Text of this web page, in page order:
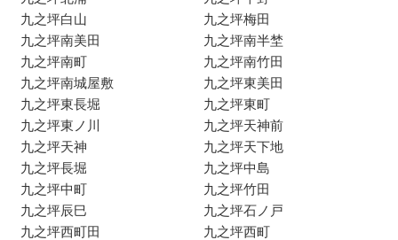
九之坪白山
九之坪梅田
九之坪南美田
九之坪南半埜
九之坪南町
九之坪南竹田
九之坪南城屋敷
九之坪東美田
九之坪東長堀
九之坪東町
九之坪東ノ川
九之坪天神前
九之坪天神
九之坪天下地
九之坪長堀
九之坪中島
九之坪中町
九之坪竹田
九之坪辰巳
九之坪石ノ戸
九之坪西町田
九之坪西町